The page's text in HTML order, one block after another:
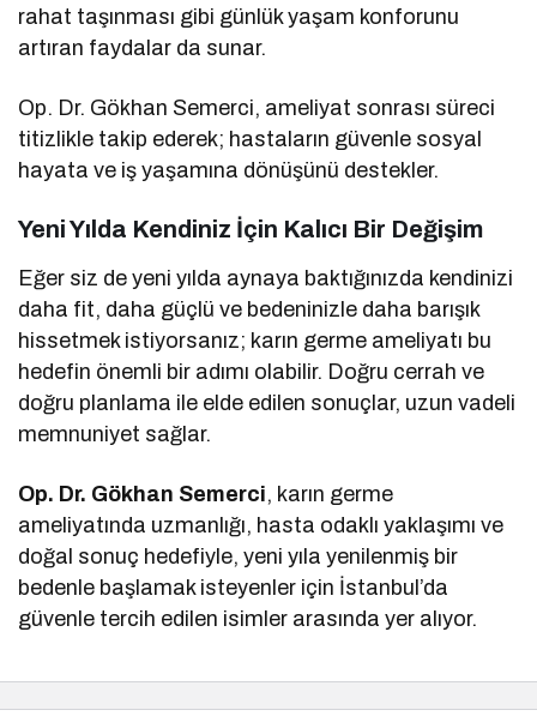
rahat taşınması gibi günlük yaşam konforunu
artıran faydalar da sunar.
Op. Dr. Gökhan Semerci, ameliyat sonrası süreci
titizlikle takip ederek; hastaların güvenle sosyal
hayata ve iş yaşamına dönüşünü destekler.
Yeni Yılda Kendiniz İçin Kalıcı Bir Değişim
Eğer siz de yeni yılda aynaya baktığınızda kendinizi
daha fit, daha güçlü ve bedeninizle daha barışık
hissetmek istiyorsanız; karın germe ameliyatı bu
hedefin önemli bir adımı olabilir. Doğru cerrah ve
doğru planlama ile elde edilen sonuçlar, uzun vadeli
memnuniyet sağlar.
Op. Dr. Gökhan Semerci, karın germe
ameliyatında uzmanlığı, hasta odaklı yaklaşımı ve
doğal sonuç hedefiyle, yeni yıla yenilenmiş bir
bedenle başlamak isteyenler için İstanbul’da
güvenle tercih edilen isimler arasında yer alıyor.